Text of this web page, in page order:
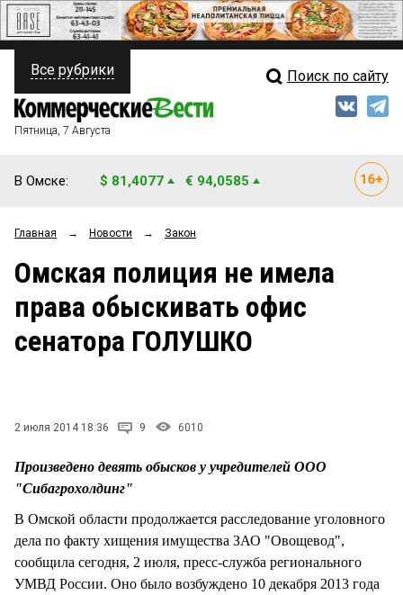
ПОЛИТИКА
ФИНАНСЫ
ОБЩЕСТВО
ЗАКОН
НОВОСТИ КОМПАНИЙ
Свежий выпуск
Рейтинги
Блоги
Архив
Все рубрики Поиск по сайту
Пятница, 7 Августа
В Омске: $ 81,4077 € 94,0585
Главная → Новости → Закон
Омская полиция не имела
права обыскивать офис
сенатора ГОЛУШКО
2 июля 2014 18:36 9 6010
Произведено девять обысков у учредителей ООО
"Сибагрохолдинг"
В Омской области продолжается расследование уголовного
дела по факту хищения имущества ЗАО "Овощевод",
сообщила сегодня, 2 июля, пресс-служба регионального
УМВД России. Оно было возбуждено 10 декабря 2013 года